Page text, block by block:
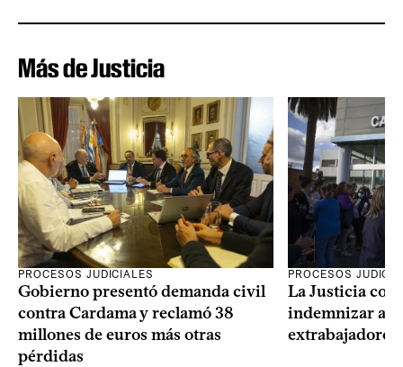
Más de Justicia
PROCESOS JUDICIALES
Gobierno presentó demanda civil
contra Cardama y reclamó 38
millones de euros más otras
pérdidas
PROCESOS
La Justicia
indemnizar a
extrabajadores